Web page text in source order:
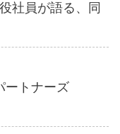
社員が語る、同
ートナーズ